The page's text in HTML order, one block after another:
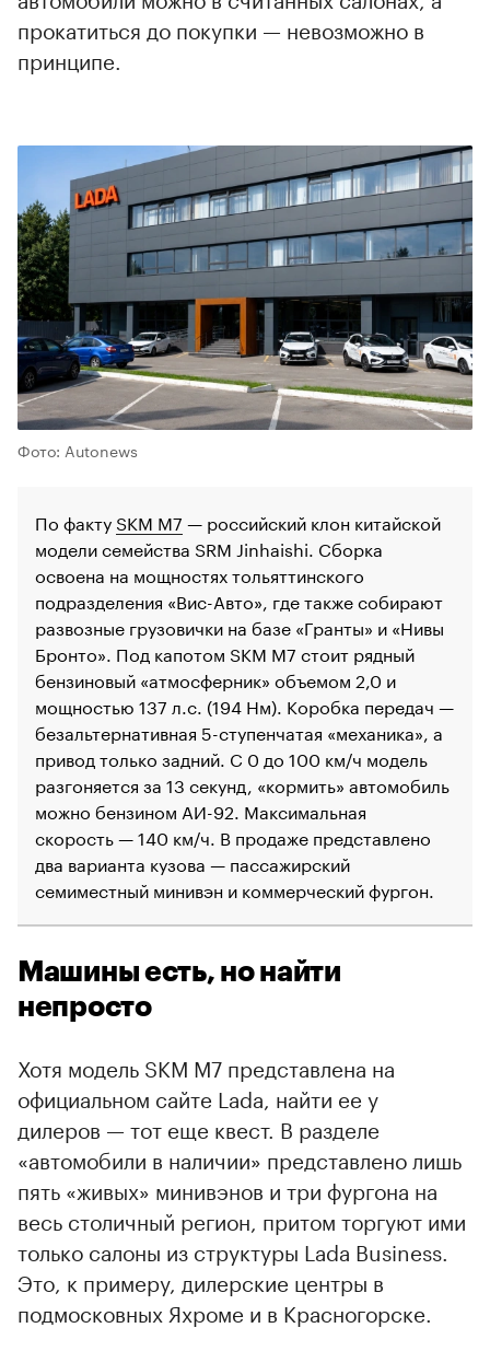
прокатиться до покупки — невозможно в
принципе.
00:00 / 00:00
Фото: Autonews
По факту SKM M7 — российский клон китайской
модели семейства SRM Jinhaishi. Сборка
освоена на мощностях тольяттинского
подразделения «Вис-Авто», где также собирают
развозные грузовички на базе «Гранты» и «Нивы
Бронто». Под капотом SKM M7 стоит рядный
бензиновый «атмосферник» объемом 2,0 и
мощностью 137 л.с. (194 Нм). Коробка передач —
безальтернативная 5-ступенчатая «механика», а
привод только задний. С 0 до 100 км/ч модель
разгоняется за 13 секунд, «кормить» автомобиль
можно бензином АИ-92. Максимальная
скорость — 140 км/ч. В продаже представлено
два варианта кузова — пассажирский
семиместный минивэн и коммерческий фургон.
Машины есть, но найти
непросто
Хотя модель SKM M7 представлена на
официальном сайте Lada, найти ее у
дилеров — тот еще квест. В разделе
«автомобили в наличии» представлено лишь
пять «живых» минивэнов и три фургона на
весь столичный регион, притом торгуют ими
только салоны из структуры Lada Business.
Это, к примеру, дилерские центры в
подмосковных Яхроме и в Красногорске.